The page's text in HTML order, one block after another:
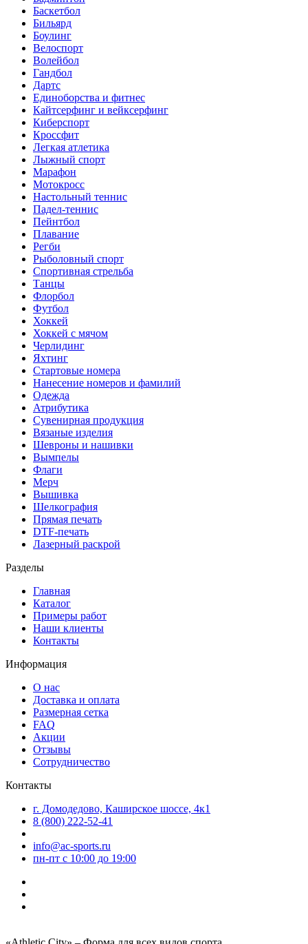
Баскетбол
Бильярд
Боулинг
Велоспорт
Волейбол
Гандбол
Дартс
Единоборства и фитнес
Кайтсерфинг и вейксерфинг
Киберспорт
Кроссфит
Легкая атлетика
Лыжный спорт
Марафон
Мотокросс
Настольный теннис
Падел-теннис
Пейнтбол
Плавание
Регби
Рыболовный спорт
Спортивная стрельба
Танцы
Флорбол
Футбол
Хоккей
Хоккей с мячом
Черлидинг
Яхтинг
Стартовые номера
Нанесение номеров и фамилий
Одежда
Атрибутика
Сувенирная продукция
Вязаные изделия
Шевроны и нашивки
Вымпелы
Флаги
Мерч
Вышивка
Шелкография
Прямая печать
DTF-печать
Лазерный раскрой
Разделы
Главная
Каталог
Примеры работ
Наши клиенты
Контакты
Информация
О нас
Доставка и оплата
Размерная сетка
FAQ
Акции
Отзывы
Сотрудничество
Контакты
г. Домодедово, Каширское шоссе, 4к1
8 (800) 222-52-41
info@ac-sports.ru
пн-пт c 10:00 до 19:00